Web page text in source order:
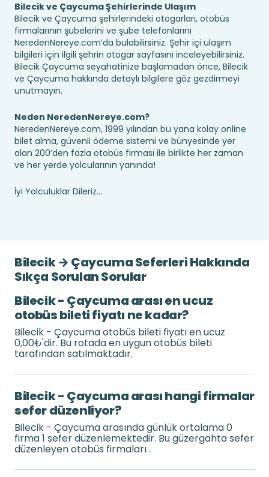
Bilecik ve Çaycuma Şehirlerinde Ulaşım
Bilecik ve Çaycuma şehirlerindeki otogarları, otobüs
firmalarının şubelerini ve şube telefonlarını
NeredenNereye.com’da bulabilirsiniz. Şehir içi ulaşım
bilgileri için ilgili şehrin otogar sayfasını inceleyebilirsiniz.
Bilecik Çaycuma seyahatinize başlamadan önce, Bilecik
ve Çaycuma hakkında detaylı bilgilere göz gezdirmeyi
unutmayın.
Neden NeredenNereye.com?
NeredenNereye.com, 1999 yılından bu yana kolay online
bilet alma, güvenli ödeme sistemi ve bünyesinde yer
alan 200’den fazla otobüs firması ile birlikte her zaman
ve her yerde yolcularının yanında!
İyi Yolculuklar Dileriz...
Bilecik → Çaycuma Seferleri Hakkında
Sıkça Sorulan Sorular
Bilecik - Çaycuma arası en ucuz
otobüs bileti fiyatı ne kadar?
Bilecik - Çaycuma otobüs bileti fiyatı en ucuz
0,00₺'dir. Bu rotada en uygun otobüs bileti
tarafından satılmaktadır.
Bilecik - Çaycuma arası hangi firmalar
sefer düzenliyor?
Bilecik - Çaycuma arasında günlük ortalama 0
firma 1 sefer düzenlemektedir. Bu güzergahta sefer
düzenleyen otobüs firmaları .